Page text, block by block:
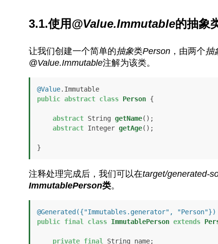
3.1.使用@Value.Immutable的抽象
让我们创建一个简单的抽象类Person，由两个抽
@Value.Immutable注解为该类。
@Value
.Immutable
public abstract class Person {
abstract String getName() ;
abstract Integer getAge() ;
}
注释处理完成后，我们可以在target/generated-
ImmutablePerson类。
@Generated({"Immutables.generator", "Person"})
public final class ImmutablePerson extends
private final String name;